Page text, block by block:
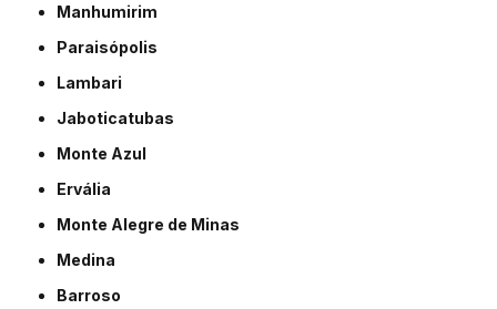
Manhumirim
Paraisópolis
Lambari
Jaboticatubas
Monte Azul
Ervália
Monte Alegre de Minas
Medina
Barroso